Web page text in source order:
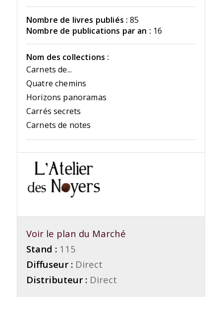
Nombre de livres publiés : 85
Nombre de publications par an : 16
Nom des collections :
Carnets de...
Quatre chemins
Horizons panoramas
Carrés secrets
Carnets de notes
Voir le plan du Marché
Stand : 115
Diffuseur : Direct
Distributeur : Direct